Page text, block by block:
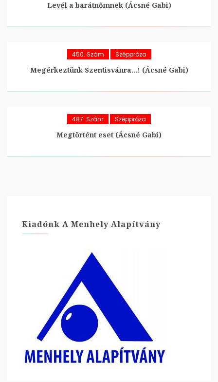
Levél a barátnőmnek (Ácsné Gabi)
450. Szám Széppróza
Megérkeztünk Szentisvánra…! (Ácsné Gabi)
487. Szám Széppróza
Megtörtént eset (Ácsné Gabi)
Kiadónk A Menhely Alapítvány